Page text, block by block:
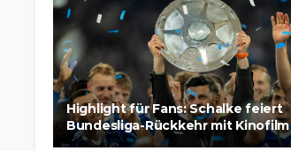
Highlight für Fans: Schalke feiert
Bundesliga-Rückkehr mit Kinofilm